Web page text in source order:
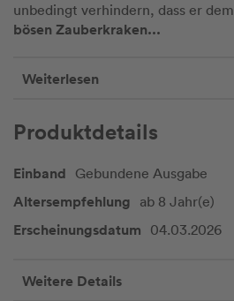
unbedingt verhindern, dass er dem
bösen Zauberkraken...
Weiterlesen
Produktdetails
Einband Gebundene Ausgabe
Altersempfehlung ab 8 Jahr(e)
Erscheinungsdatum 04.03.2026
Weitere Details